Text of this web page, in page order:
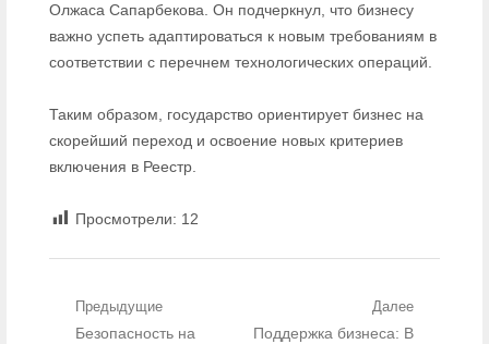
Олжаса Сапарбекова. Он подчеркнул, что бизнесу
важно успеть адаптироваться к новым требованиям в
соответствии с перечнем технологических операций.
Таким образом, государство ориентирует бизнес на
скорейший переход и освоение новых критериев
включения в Реестр.
Просмотрели: 12
Навигация по записям
Предыдущие
Предыдущий пост:
Безопасность на
Далее
Следующий пост:
Поддержка бизнеса: В